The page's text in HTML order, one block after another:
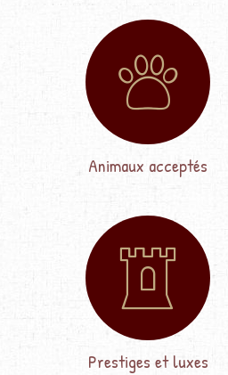
Animaux acceptés
Prestiges et luxes